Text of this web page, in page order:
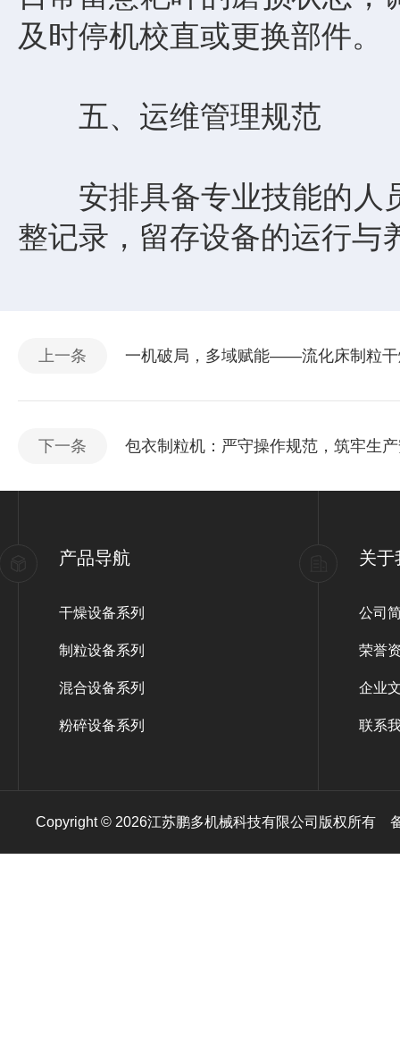
及时停机校直或更换部件。
五、运维管理规范
安排具备专业技能的人员
整记录，留存设备的运行与
上一条 一机破局，多域赋能——流化床制粒干
下一条 包衣制粒机：严守操作规范，筑牢生
产品导航
干燥设备系列
制粒设备系列
混合设备系列
粉碎设备系列
关于
公司
荣誉
企业
联系
Copyright © 2026江苏鹏多机械科技有限公司版权所有